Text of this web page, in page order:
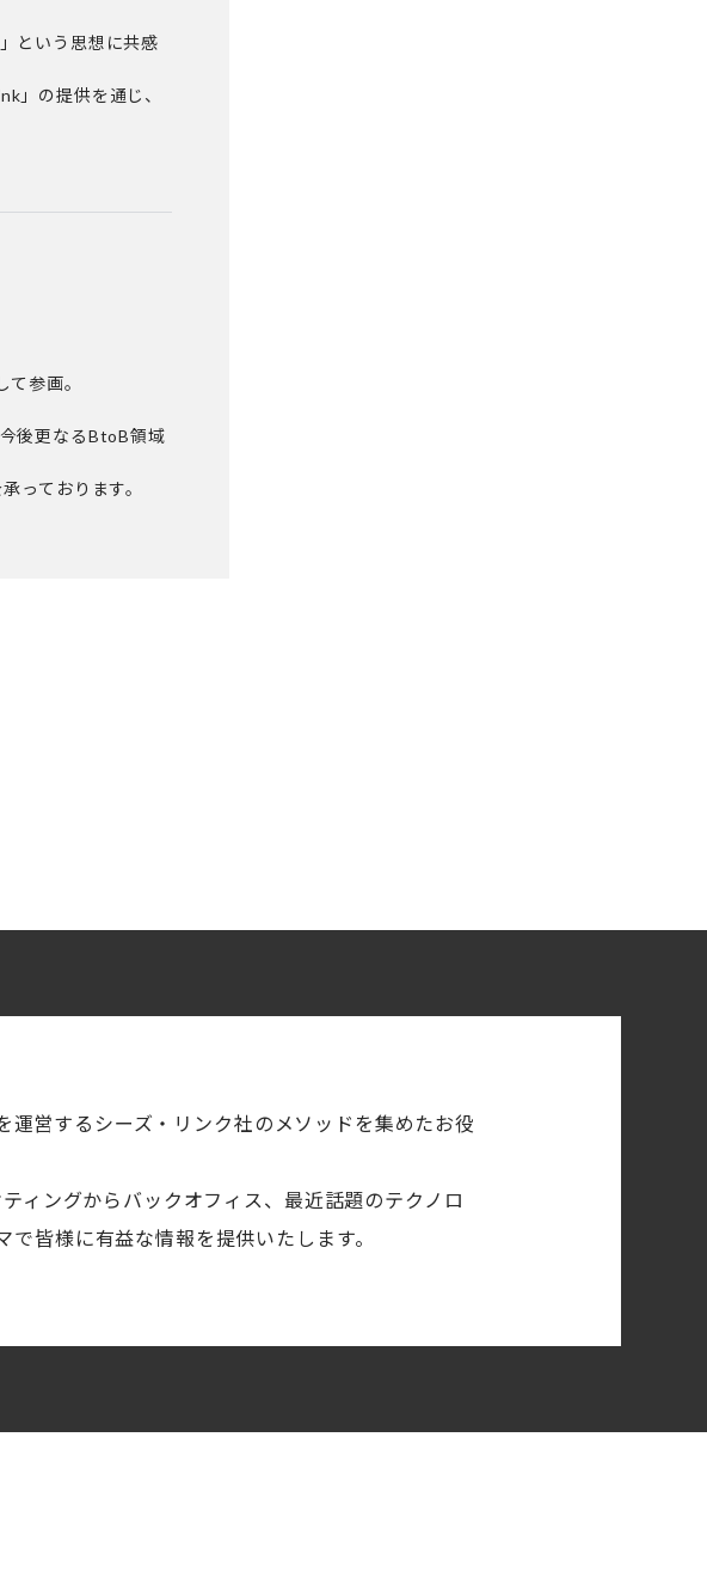
という思想に共感
」の提供を通じ、
参画。
後更なるBtoB領域
っております。
営するシーズ・リンク社のメソッドを集めたお役
ィングからバックオフィス、最近話題のテクノロ
で皆様に有益な情報を提供いたします。